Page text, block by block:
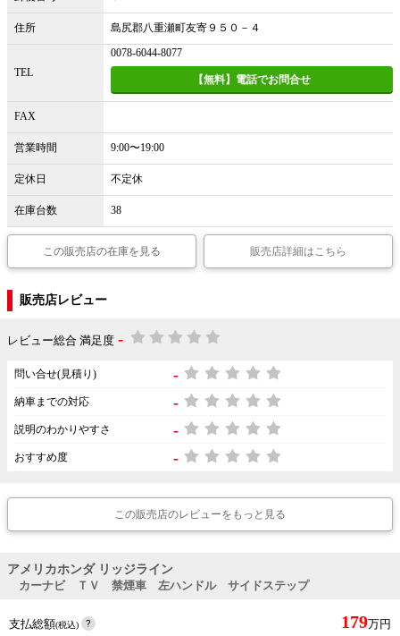
住所 島尻郡八重瀬町友寄９５０－４
TEL
0078-6044-8077
【無料】電話でお問合せ
FAX
営業時間 9:00〜19:00
定休日 不定休
在庫台数 38
この販売店の在庫を見る 販売店詳細はこちら
販売店レビュー
レビュー総合 満足度 -
問い合せ(見積り) -
納車までの対応 -
説明のわかりやすさ -
おすすめ度 -
この販売店のレビューをもっと見る
アメリカホンダ リッジライン
カーナビ ＴＶ 禁煙車 左ハンドル サイドステップ
支払総額(税込) 179万円